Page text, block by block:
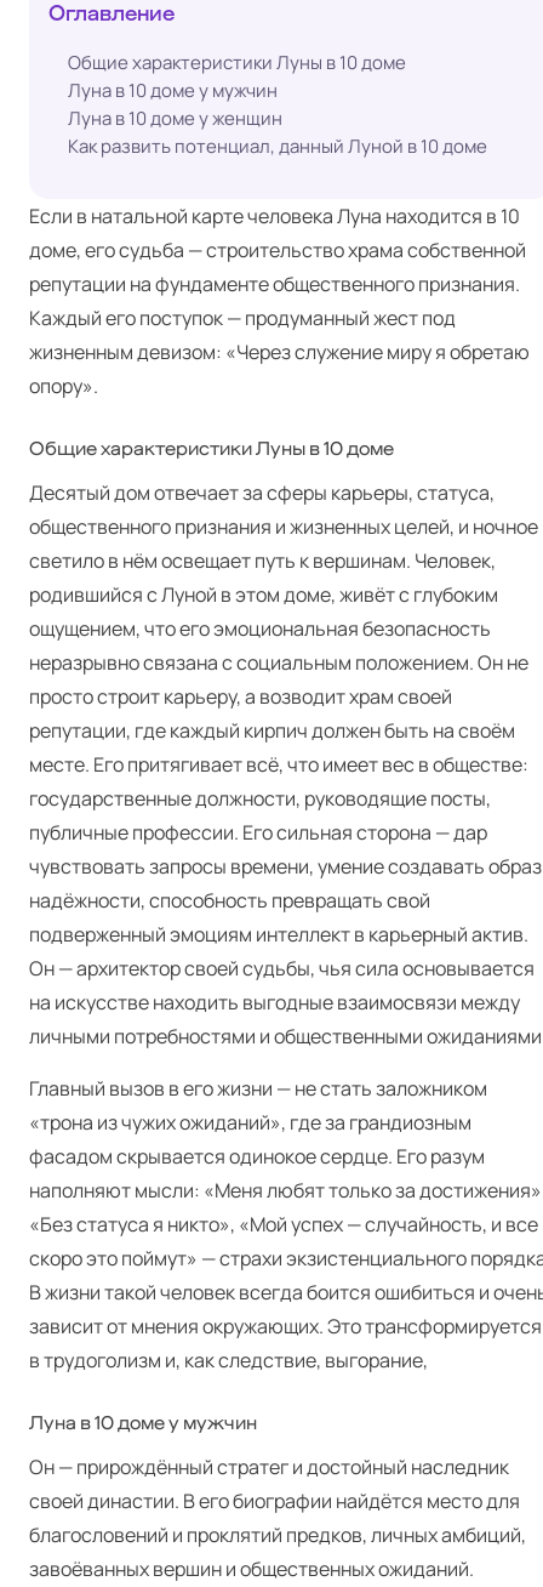
Оглавление
Общие характеристики Луны в 10 доме
Луна в 10 доме у мужчин
Луна в 10 доме у женщин
Как развить потенциал, данный Луной в 10 доме
Если в натальной карте человека Луна находится в 10
доме, его судьба — строительство храма собственной
репутации на фундаменте общественного признания.
Каждый его поступок — продуманный жест под
жизненным девизом: «Через служение миру я обретаю
опору».
Общие характеристики Луны в 10 доме
Десятый дом отвечает за сферы карьеры, статуса,
общественного признания и жизненных целей, и ночное
светило в нём освещает путь к вершинам. Человек,
родившийся с Луной в этом доме, живёт с глубоким
ощущением, что его эмоциональная безопасность
неразрывно связана с социальным положением. Он не
просто строит карьеру, а возводит храм своей
репутации, где каждый кирпич должен быть на своём
месте. Его притягивает всё, что имеет вес в обществе:
государственные должности, руководящие посты,
публичные профессии. Его сильная сторона — дар
чувствовать запросы времени, умение создавать образ
надёжности, способность превращать свой
подверженный эмоциям интеллект в карьерный актив.
Он — архитектор своей судьбы, чья сила основывается
на искусстве находить выгодные взаимосвязи между
личными потребностями и общественными
Главный вызов в его жизни — не стать заложником
«трона из чужих ожиданий», где за грандиозным
фасадом скрывается одинокое сердце. Его разум
наполняют мысли: «Меня любят только за
«Без статуса я никто», «Мой успех — случайность, и все
скоро это поймут» — страхи экзистенциального
В жизни такой человек всегда боится ошибиться и
зависит от мнения окружающих. Это трансформируется
в трудоголизм и, как следствие, выгорание,
Луна в 10 доме у мужчин
Он — прирождённый стратег и достойный наследник
своей династии. В его биографии найдётся место для
благословений и проклятий предков, личных амбиций,
завоёванных вершин и общественных ожиданий.